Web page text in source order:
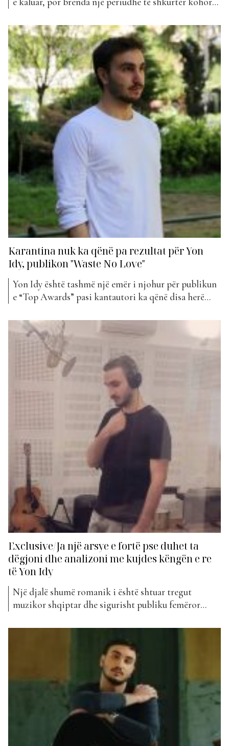
pëlqyer për publikun shqiptar. Ndërkohë që ishte
pikërisht “Gentle”, kënga debutuese, që e bëri
kantautorin pjesë të klasifikimit zyrtar të Top
Awards, ai...
Karantina nuk ka qënë pa rezultat për Yon
Idy, publikon "Waste No Love"
Yon Idy është tashmë një emër i njohur për publikun
e “Top Awards” pasi kantautori ka qënë disa herë
Jon, ka nisur të merret me muzikë që në moshën 16-
vjecare dhe që prej asaj kohe, muzika është një ndër...
Exclusive/Ja një arsye e fortë pse duhet ta
dëgjoni dhe analizoni me kujdes këngën e re
të Yon Idy
Një djalë shumë romanik i është shtuar tregut
muzikor shqiptar dhe sigurisht publiku femëror
prezantuar prurjen e tij më të re muzikore, pas
“Gentle”, falë së cilës këngëtari u bë pjesë e “The Top